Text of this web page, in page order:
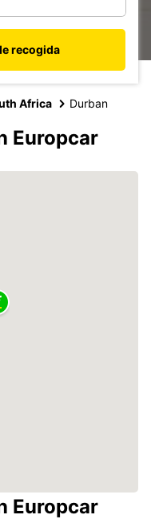
recogida
Africa Durban
Europcar
Europcar